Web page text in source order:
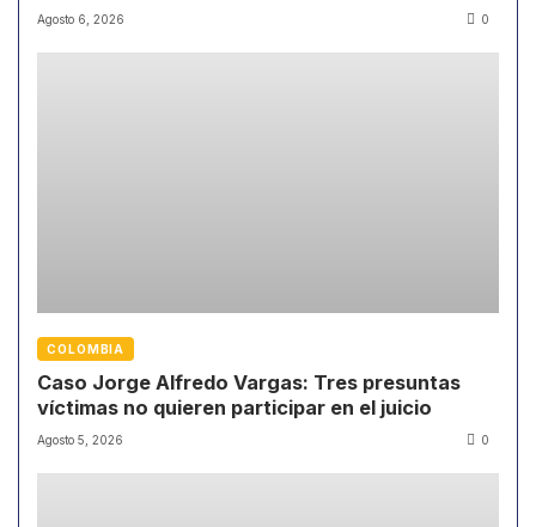
Agosto 6, 2026 0
COLOMBIA
Caso Jorge Alfredo Vargas: Tres presuntas
víctimas no quieren participar en el juicio
Agosto 5, 2026 0